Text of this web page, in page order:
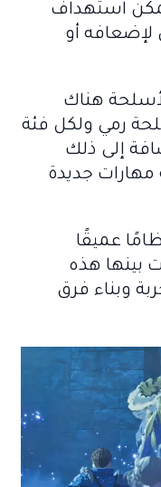
استهداف
أو
هناك
رمي ولكل فئة
إلى ذلك
جديدة
عميقًا
بينها هذه
وبناء فرق